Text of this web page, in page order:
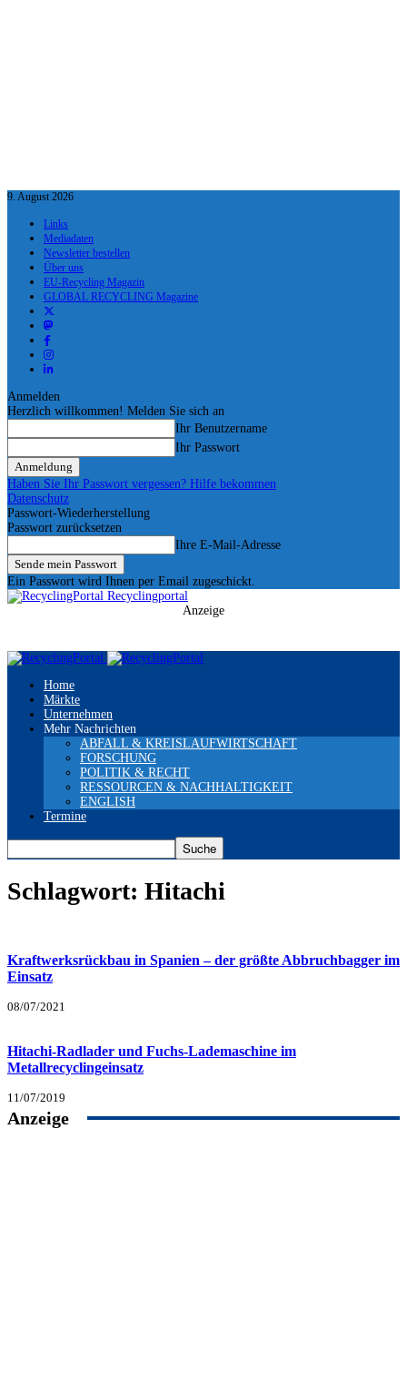
9. August 2026
Links
Mediadaten
Newsletter bestellen
Über uns
EU-Recycling Magazin
GLOBAL RECYCLING Magazine
Anmelden
Herzlich willkommen! Melden Sie sich an
Ihr Benutzername
Ihr Passwort
Haben Sie Ihr Passwort vergessen? Hilfe bekommen
Datenschutz
Passwort-Wiederherstellung
Passwort zurücksetzen
Ihre E-Mail-Adresse
Ein Passwort wird Ihnen per Email zugeschickt.
Recyclingportal
Anzeige
Home
Märkte
Unternehmen
Mehr Nachrichten
ABFALL & KREISLAUFWIRTSCHAFT
FORSCHUNG
POLITIK & RECHT
RESSOURCEN & NACHHALTIGKEIT
ENGLISH
Termine
Schlagwort: Hitachi
Kraftwerksrückbau in Spanien – der größte Abbruchbagger im
Einsatz
08/07/2021
Hitachi-Radlader und Fuchs-Lademaschine im
Metallrecyclingeinsatz
11/07/2019
Anzeige